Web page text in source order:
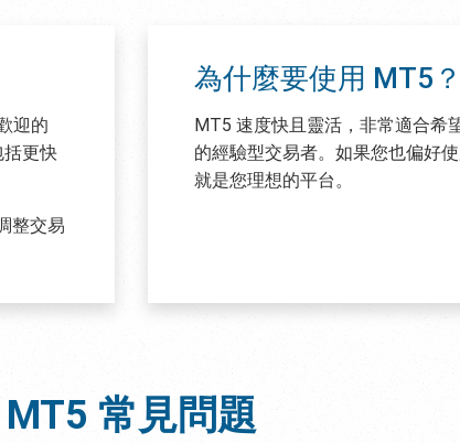
迎的
更快
整交易
為什麼要使用 MT5？
MT5 速度快且靈活，非常適合希
的經驗型交易者。如果您也偏好
就是您理想的平台。
MT5 常見問題